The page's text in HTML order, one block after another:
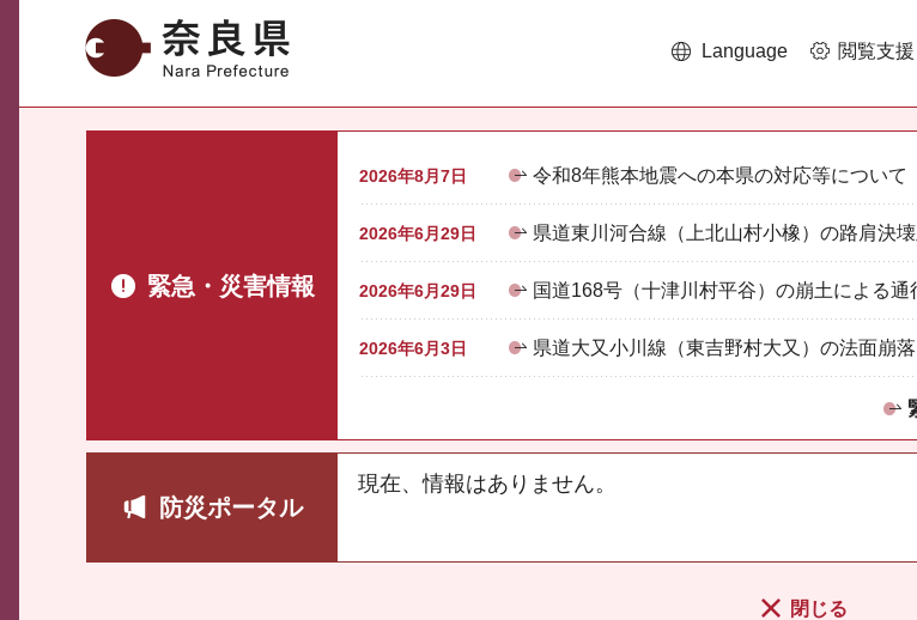
奈良県 Language 閲覧支援
緊急・災害情報
2026年8月7日 令和8年熊本地震への本県の対応等について
2026年6月29日 県道東川河合線（上北山村小橡）の路肩決
2026年6月29日 国道168号（十津川村平谷）の崩土による
2026年6月3日 県道大又小川線（東吉野村大又）の法面崩
防災ポータル
現在、情報はありません。
閉じる